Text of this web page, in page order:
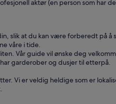
aktør (en person som har
slik at du kan være forberedt på å
våre i tide.
Vår guide vil ønske deg
garderober og dusjer til etterpå.
Vi er veldig heldige som er